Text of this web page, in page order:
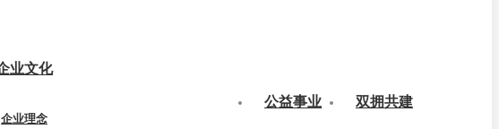
业文化
企业理念
公益事业 双拥共建